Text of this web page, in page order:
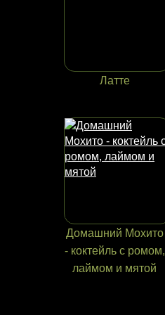
Латте
Домашний Мохито
- коктейль с ромом,
лаймом и мятой